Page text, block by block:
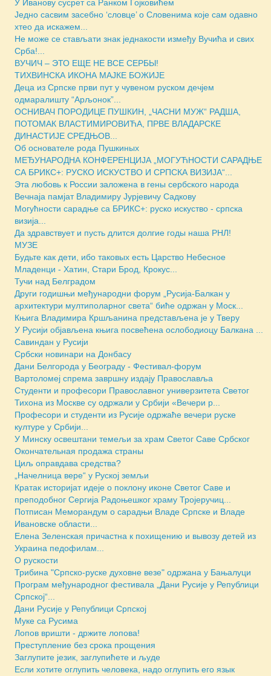
У Иванову сусрет са Ранком Гојковићем
Једно сасвим засебно ‘словце’ о Словенима које сам одавно
хтео да искажем...
Не може се стављати знак једнакости између Вучића и свих
Срба!...
ВУЧИЧ – ЭТО ЕЩЕ НЕ ВСЕ СЕРБЫ!
ТИХВИНСКА ИКОНА МАЈКЕ БОЖИЈЕ
Деца из Српске први пут у чувеном руском дечјем
одмаралишту “Арљонок”...
ОСНИВАЧ ПОРОДИЦЕ ПУШКИН, „ЧАСНИ МУЖ“ РАДША,
ПОТОМАК ВЛАСТИМИРОВИЋА, ПРВЕ ВЛАДАРСКЕ
ДИНАСТИЈЕ СРЕДЊОВ...
Об основателе рода Пушкиных
МЕЂУНАРОДНА КОНФЕРЕНЦИЈА „МОГУЋНОСТИ САРАДЊЕ
СА БРИКС+: РУСКО ИСКУСТВО И СРПСКА ВИЗИЈА“...
Эта любовь к России заложена в гены сербского народа
Вечнаја памјат Владимиру Јурјевичу Садкову
Могућности сарадње са БРИКС+: руско искуство - српска
визија...
Да здравствует и пусть длится долгие годы наша РНЛ!
МУЗЕ
Будьте как дети, ибо таковых есть Царство Небесное
Младенци - Хатин, Стари Брод, Крокус...
Тучи над Белградом
Други годишњи међународни форум „Русија-Балкан у
архитектури мултиполарног света“ биће одржан у Моск...
Књига Владимира Кршљанина представљена је у Тверу
У Русији објављена књига посвећена ослободиоцу Балкана ...
Савиндан у Русији
Србски новинари на Донбасу
Дани Белгорода у Београду - Фестивал-форум
Вартоломеј спрема завршну издају Православља
Студенти и професори Православног универзитета Светог
Тихона из Москве су одржали у Србији «Вечери р...
Професори и студенти из Русије одржаће вечери руске
културе у Србији...
У Минску освештани темељи за храм Светог Саве Србског
Окончательная продажа страны
Циљ оправдава средства?
„Начелница вере“ у Руској земљи
Кратак историјат идеје о поклону иконе Светог Саве и
преподобног Сергија Радоњешког храму Тројеручиц...
Потписан Меморандум о сарадњи Владе Српске и Владе
Ивановске области...
Елена Зеленская причастна к похищению и вывозу детей из
Украина педофилам...
О рускости
Трибина "Српско-руске духовне везе" одржана у Бањалуци
Програм међународног фестивала „Дани Русије у Републици
Српској“...
Дани Русије у Републици Српској
Муке са Русима
Лопов вришти - држите лопова!
Преступление без срока прощения
Заглупите језик, заглупићете и људе
Если хотите оглупить человека, надо оглупить его язык